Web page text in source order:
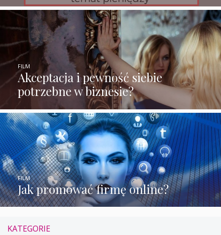
Akceptacja i pewność siebie
potrzebne w biznesie?
FILM
Jak promować firmę online?
FILM
KATEGORIE